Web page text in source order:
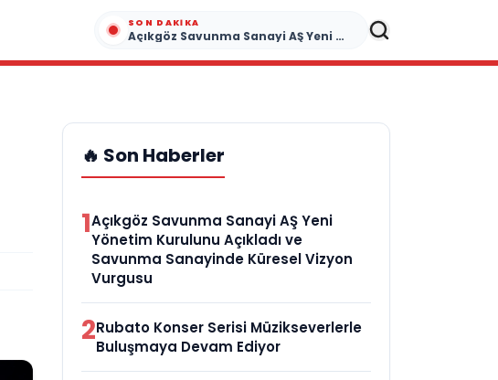
SON DAKIKA
Açıkgöz Savunma Sanayi AŞ Yeni Yönetim Kurulunu Açıkladı ve Savunma Sanayinde Küresel Vizyon Vurgusu
🔥 Son Haberler
1Açıkgöz Savunma Sanayi AŞ Yeni
Yönetim Kurulunu Açıkladı ve
Savunma Sanayinde Küresel Vizyon
Vurgusu
2Rubato Konser Serisi Müzikseverlerle
Buluşmaya Devam Ediyor